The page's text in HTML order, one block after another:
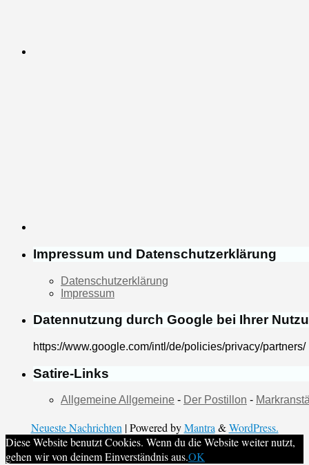
Impressum und Datenschutzerklärung
Datenschutzerklärung
Impressum
Datennutzung durch Google bei Ihrer
https://www.google.com/intl/de/policies/privacy/partners/
Satire-Links
Allgemeine Allgemeine - Der Postillon -
Neueste Nachrichten| Powered byMantra&WordPress.
Diese Website benutzt Cookies. Wenn du die Website weiter nutzt,
gehen wir von deinem Einverständnis aus.OK